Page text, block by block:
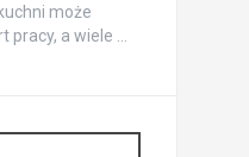
może
a wiele …